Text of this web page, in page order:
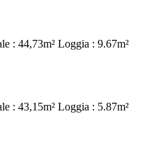
: 44,73m² Loggia : 9.67m²
: 43,15m² Loggia : 5.87m²